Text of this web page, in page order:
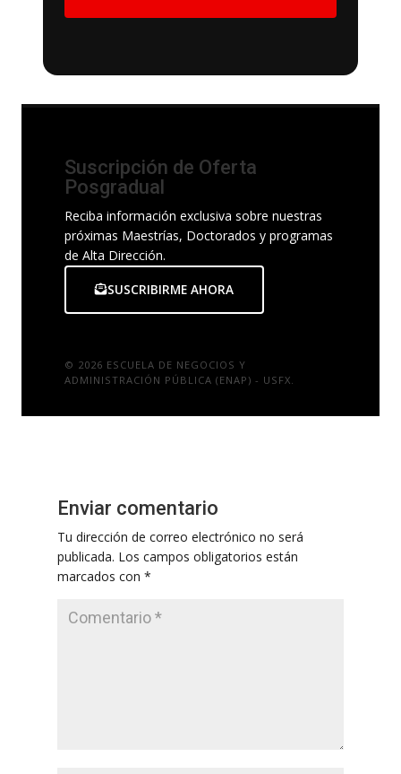
Suscripción de Oferta
Posgradual
Reciba información exclusiva sobre nuestras
próximas Maestrías, Doctorados y programas
de Alta Dirección.
SUSCRIBIRME AHORA
© 2026 ESCUELA DE NEGOCIOS Y
ADMINISTRACIÓN PÚBLICA (ENAP) - USFX.
Enviar comentario
Tu dirección de correo electrónico no será
publicada. Los campos obligatorios están
marcados con *